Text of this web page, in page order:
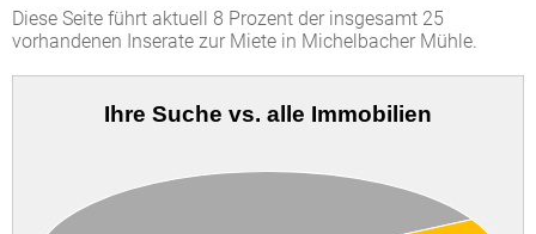
Diese Seite führt aktuell 8 Prozent der insgesamt 25
vorhandenen Inserate zur Miete in Michelbacher Mühle.
Ihre Suche vs. alle Immobilien